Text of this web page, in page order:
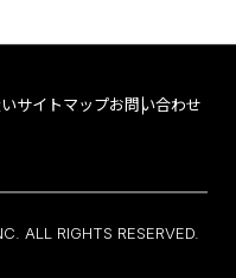
サイトマップお問い合わせ
ALL RIGHTS RESERVED.